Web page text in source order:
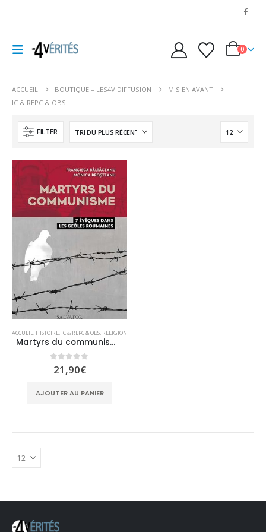
0
ACCUEIL BOUTIQUE – LES4V DIFFUSION
MIS EN AVANT
IC & REPC & OBS
FILTER
ACCUEIL, HISTOIRE, IC & REPC & OBS, RELIGION
Martyrs du communisme. 7 évêques dans les geôles roumaines
0sur 5
21,90€
AJOUTER AU PANIER